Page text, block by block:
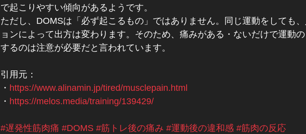
で起こりやすい傾向があるようです。
ただし、DOMSは「必ず起こるもの」ではありません。同じ運動をしても
ョンによって出方は変わります。そのため、痛みがある・ないだけで運動
するのは注意が必要だと言われています。
引用元：
・ https://www.alinamin.jp/tired/musclepain.html
・ https://melos.media/training/139429/
#遅発性筋肉痛 #DOMS #筋トレ後の痛み #運動後の違和感 #筋肉の反応